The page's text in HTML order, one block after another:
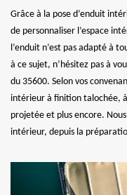
Grâce à la pose d’enduit
de personnaliser l’espace
l’enduit n’est pas adapté à
à ce sujet, n’hésitez pas à
du 35600. Selon vos
intérieur à finition talochée,
projetée et plus encore.
intérieur, depuis la